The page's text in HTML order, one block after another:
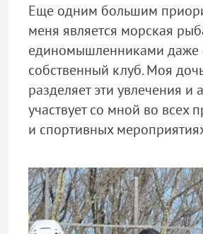
Еще одним большим
меня является морская
единомышленниками даже
собственный клуб. Моя
разделяет эти увлечения и
участвует со мной во всех
и спортивных